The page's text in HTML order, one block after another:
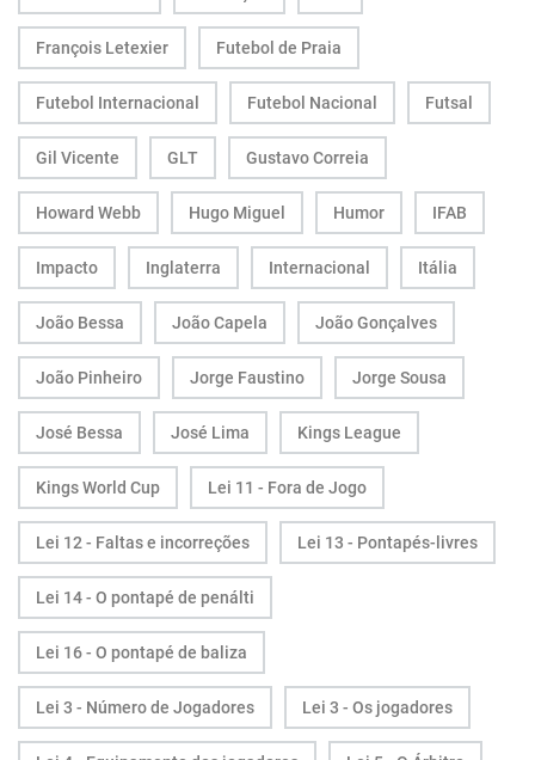
François Letexier Futebol de Praia
Futebol Internacional Futebol Nacional Futsal
Gil Vicente GLT Gustavo Correia
Howard Webb Hugo Miguel Humor IFAB
Impacto Inglaterra Internacional Itália
João Bessa João Capela João Gonçalves
João Pinheiro Jorge Faustino Jorge Sousa
José Bessa José Lima Kings League
Kings World Cup Lei 11 - Fora de Jogo
Lei 12 - Faltas e incorreções Lei 13 - Pontapés-livres
Lei 14 - O pontapé de penálti
Lei 16 - O pontapé de baliza
Lei 3 - Número de Jogadores Lei 3 - Os jogadores